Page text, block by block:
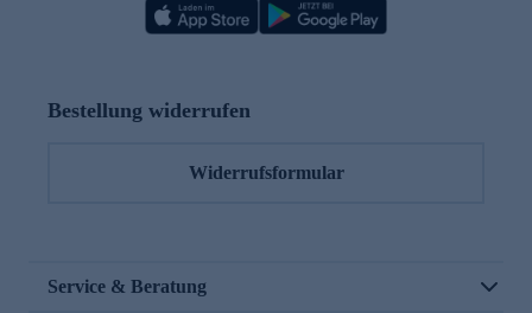
Bestellung widerrufen
Widerrufsformular
Service & Beratung